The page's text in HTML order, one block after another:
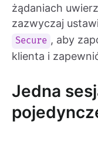
żądaniach
zazwyczaj
Secure , aby
klienta i
Jedna